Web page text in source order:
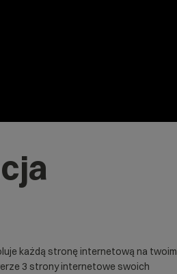
każdą stronę internetową na twoim
3 strony internetowe swoich